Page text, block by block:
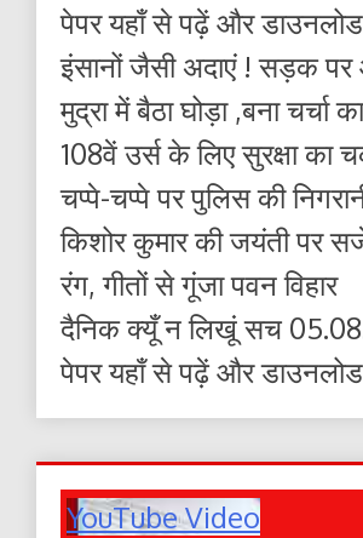
पेपर यहाँ से पढ़ें और
इंसानों जैसी अदाएं ! सड़क पर
मुद्रा में बैठा घोड़ा ,बना चर्चा
108वें उर्स के लिए सुरक्षा का
चप्पे-चप्पे पर पुलिस की
किशोर कुमार की जयंती पर
रंग, गीतों से गूंजा पवन विहार
दैनिक क्यूँ न लिखूं सच
पेपर यहाँ से पढ़ें और
YouTube Video